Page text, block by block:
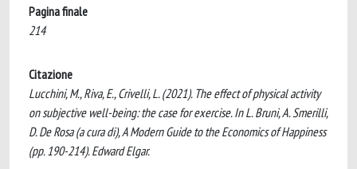
Pagina finale
214
Citazione
Lucchini, M., Riva, E., Crivelli, L. (2021). The effect of physical activity
on subjective well-being: the case for exercise. In L. Bruni, A. Smerilli,
D. De Rosa (a cura di), A Modern Guide to the Economics of Happiness
(pp. 190-214). Edward Elgar.